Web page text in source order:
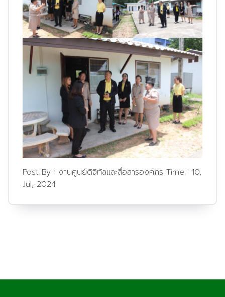
Post By : งานศูนย์ดิจิทัลและสื่อสารองค์กร Time : 10,
Jul, 2024